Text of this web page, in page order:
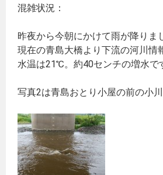
混雑状況：
昨夜から今朝にかけて雨が降りま
現在の青島大橋より下流の河川情
水温は21℃。約40センチの増水で
写真2は青島おとり小屋の前の小川